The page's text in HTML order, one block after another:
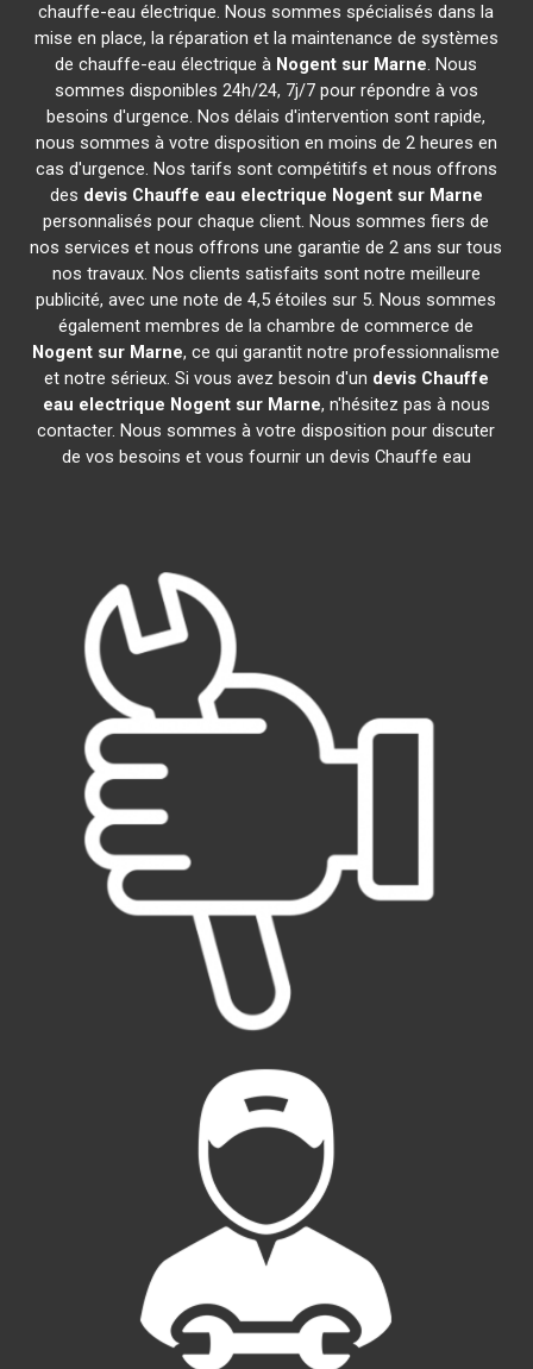
chauffe-eau électrique. Nous sommes spécialisés dans la
mise en place, la réparation et la maintenance de systèmes
de chauffe-eau électrique à Nogent sur Marne. Nous
sommes disponibles 24h/24, 7j/7 pour répondre à vos
besoins d'urgence. Nos délais d'intervention sont rapide,
nous sommes à votre disposition en moins de 2 heures en
cas d'urgence. Nos tarifs sont compétitifs et nous offrons
des devis Chauffe eau electrique Nogent sur Marne
personnalisés pour chaque client. Nous sommes fiers de
nos services et nous offrons une garantie de 2 ans sur tous
nos travaux. Nos clients satisfaits sont notre meilleure
publicité, avec une note de 4,5 étoiles sur 5. Nous sommes
également membres de la chambre de commerce de
Nogent sur Marne, ce qui garantit notre professionnalisme
et notre sérieux. Si vous avez besoin d'un devis Chauffe
eau electrique Nogent sur Marne, n'hésitez pas à nous
contacter. Nous sommes à votre disposition pour discuter
de vos besoins et vous fournir un devis Chauffe eau